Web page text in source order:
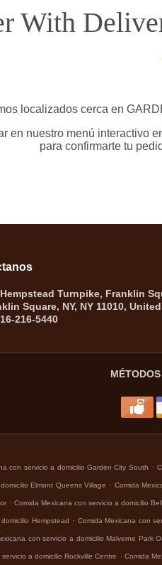
With
localizados cerca en
en nuestro menú interactivo
para confirmarte tu
Turnpike, Franklin
Square, NY, NY 11010,
216-5440
con servicio a domicilio Garden City South
Elmont Queens Village Comida
Comida Mexicana con servicio a domicilio
Hempstead Comida Mexicana con
con servicio a domicilio Malverne Park
a domicilio Rockville Centre Comida